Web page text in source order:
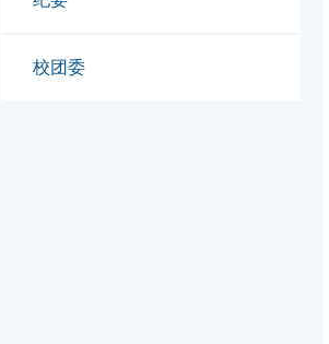
校团委